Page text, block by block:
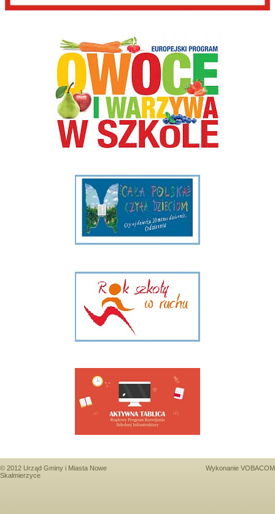
© 2012 Urząd Gminy i Miasta Nowe
Skalmierzyce
Wykonanie VOBACOM